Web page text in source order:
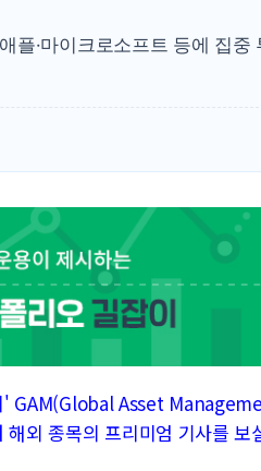
플·마이크로소프트 등에 집중
' GAM(Global Asset
외 종목의 프리미엄 기사를 보